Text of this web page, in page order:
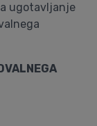
ugotavljanje